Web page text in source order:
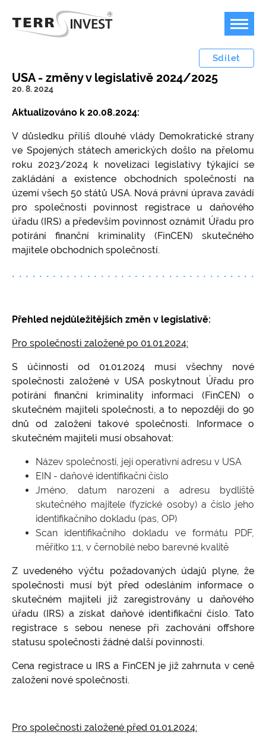
Offshore podnikání
Plán B pro podnikání v dobách temna
Možnost a příklady využití offshore firem
Kdy není možné offshore společnost použít?
Koupit ready-made společnost / nabídka
společností k převodu
Jak založit offshore IBC / LLC / LTD?
Ochrana majetku, anonymní vlastnictví
Ochrana průmyslového a duševního
podnikání
Obchodování se zbožím (dovoz, vývoz, dodání
Obchodování s akciemi, komoditami, FOREX
Poskytování elektronických a vzdálených
služeb - e-commerce
Finanční činnosti, sebefinancování, půjčky,
faktoring
Další příklady využití offshore firem
Stanovisko k problematice zdroje příjmů na
území ČR
Bankovnictví
Bankovní účty v zahraničí
FOREX, kryptoměny, akcie
Jurisdikce
Marshallovy ostrovy
USA
Přestěhujte svoji firmu do USA
Velká Británie
On-line přístupy k registrům společností
Ceník
Ceník poskytovaných služeb
Speciální společnosti / struktury
Platební podmínky
společnosti
Ověřování veřejných listin
Kontakty
Měnový konvertor
Rezervace
Sdílet
USA - změny v legislativě 2024/2025
20. 8. 2024
Aktualizováno k 20.08.2024:
V důsledku příliš dlouhé vlády Demokratické strany
ve Spojených státech amerických došlo na přelomu
roku 2023/2024 k novelizaci legislativy týkající se
zakládání a existence obchodních společností na
území všech 50 států USA. Nová právní úprava zavádí
pro společnosti povinnost registrace u daňového
úřadu (IRS) a především povinnost oznámit Úřadu pro
potírání finanční kriminality (FinCEN) skutečného
majitele obchodních společností.
Přehled nejdůležitějších změn v legislativě:
Pro společnosti založené po 01.01.2024:
S účinností od 01.01.2024 musí všechny nové
společnosti založené v USA poskytnout Úřadu pro
potírání finanční kriminality informaci (FinCEN) o
skutečném majiteli společnosti, a to nepozději do 90
dnů od založení takové společnosti. Informace o
skutečném majiteli musí obsahovat:
Název společnosti, její operativní adresu v USA
EIN - daňové identifikační číslo
Jméno, datum narození a adresu bydliště
skutečného majitele (fyzické osoby) a číslo jeho
identifikačního dokladu (pas, OP)
Scan identifikačního dokladu ve formátu PDF,
měřítko 1:1, v černobílé nebo barevné kvalitě
Z uvedeného výčtu požadovaných údajů plyne, že
společnosti musí být před odesláním informace o
skutečném majiteli již zaregistrovány u daňového
úřadu (IRS) a získat daňové identifikační číslo. Tato
registrace s sebou nenese při zachování offshore
statusu společnosti žádné další povinnosti.
Cena registrace u IRS a FinCEN je již zahrnuta v ceně
založení nové společnosti.
Pro společnosti založené před 01.01.2024: